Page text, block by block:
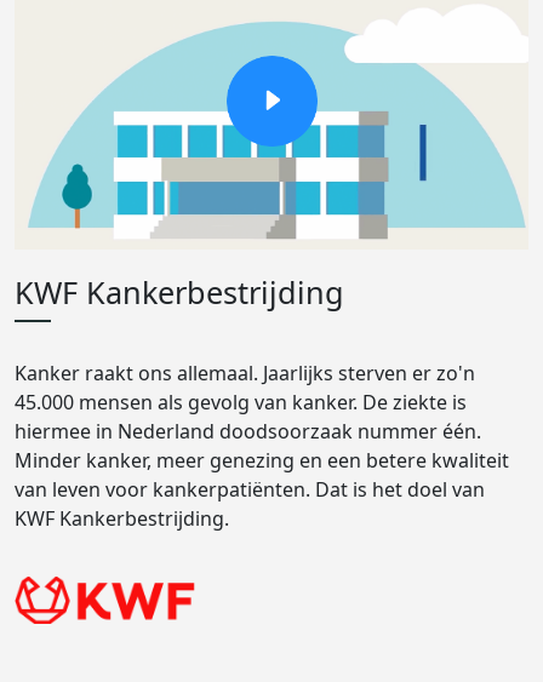
KWF Kankerbestrijding
Kanker raakt ons allemaal. Jaarlijks sterven er zo'n
45.000 mensen als gevolg van kanker. De ziekte is
hiermee in Nederland doodsoorzaak nummer één.
Minder kanker, meer genezing en een betere kwaliteit
van leven voor kankerpatiënten. Dat is het doel van
KWF Kankerbestrijding.